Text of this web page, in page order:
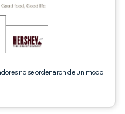
no se ordenaron de un modo